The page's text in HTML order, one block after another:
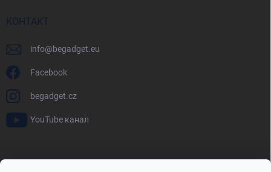
КОНТАКТ
info@begadget.eu
Facebook
begadget.cz
YouTube канал